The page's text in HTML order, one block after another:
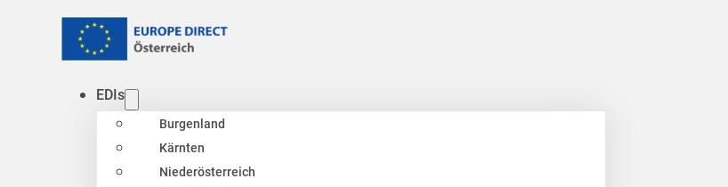
EDIs
Burgenland
Kärnten
Niederösterreich